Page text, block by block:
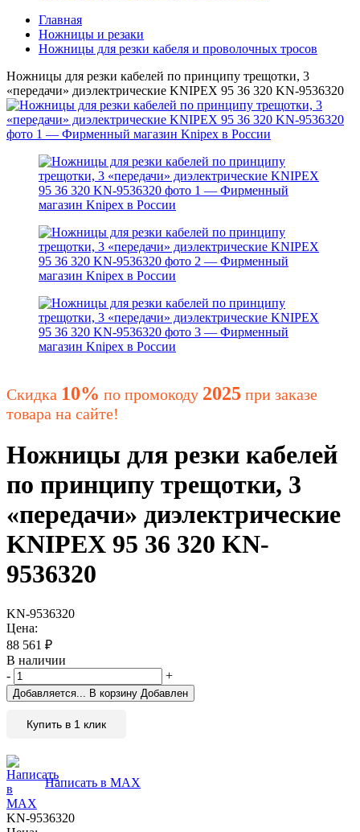
Главная
Ножницы и резаки
Ножницы для резки кабеля и проволочных тросов
Ножницы для резки кабелей по принципу трещотки, 3
«передачи» диэлектрические KNIPEX 95 36 320 KN-9536320
Скидка 10% по промокоду 2025 при заказе
товара на сайте!
Ножницы для резки кабелей
по принципу трещотки, 3
«передачи» диэлектрические
KNIPEX 95 36 320 KN-
9536320
KN-9536320
Цена:
88 561 ₽
В наличии
-
+
Добавляется... В корзину Добавлен
Купить в 1 клик
Написать в MAX
KN-9536320